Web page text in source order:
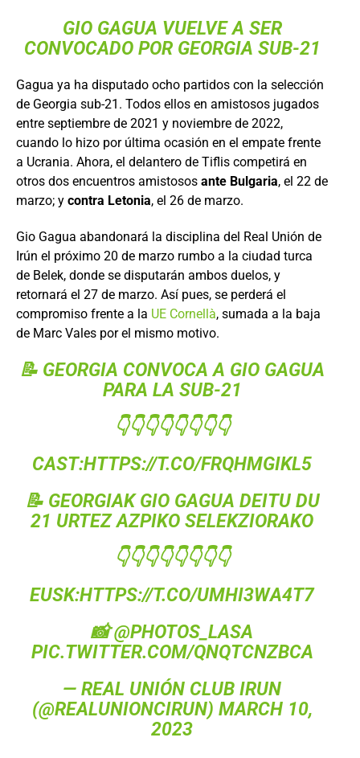
GIO GAGUA VUELVE A SER
CONVOCADO POR GEORGIA SUB-21
Gagua ya ha disputado ocho partidos con la selección
de Georgia sub-21. Todos ellos en amistosos jugados
entre septiembre de 2021 y noviembre de 2022,
cuando lo hizo por última ocasión en el empate frente
a Ucrania. Ahora, el delantero de Tiflis competirá en
otros dos encuentros amistosos ante Bulgaria, el 22 de
marzo; y contra Letonia, el 26 de marzo.
Gio Gagua abandonará la disciplina del Real Unión de
Irún el próximo 20 de marzo rumbo a la ciudad turca
de Belek, donde se disputarán ambos duelos, y
retornará el 27 de marzo. Así pues, se perderá el
compromiso frente a la UE Cornellà, sumada a la baja
de Marc Vales por el mismo motivo.
📝 GEORGIA CONVOCA A GIO GAGUA
PARA LA SUB-21
👇👇👇👇👇👇👇👇
CAST:HTTPS://T.CO/FRQHMGIKL5
📝 GEORGIAK GIO GAGUA DEITU DU
21 URTEZ AZPIKO SELEKZIORAKO
👇👇👇👇👇👇👇👇
EUSK:HTTPS://T.CO/UMHI3WA4T7
📸@PHOTOS_LASA
PIC.TWITTER.COM/QNQTCNZBCA
— REAL UNIÓN CLUB IRUN
(@REALUNIONCIRUN) MARCH 10,
2023